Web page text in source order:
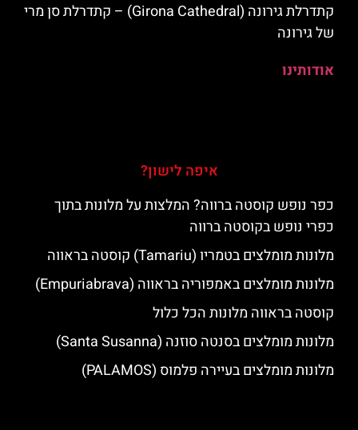
קתדרלת גירונה (Girona Cathedral) – קתדרלת סן מרי
של גירונה
אודותינו
איפה לישון?
כפר נופש קוסטה ברווה? המלצות על מלונות בתוך
כפרי נופש בקוסטה ברווה
מלונות מומלצים בטמריו (Tamariu) קוסטה בראווה
מלונות מומלצים באמפוריה בראווה (Empuriabrava)
קוסטה בראווה מלונות הכל כלול
מלונות מומלצים בסנטה סוזנה (Santa Susanna)
מלונות מומלצים בעיירה פלמוס (PALAMOS)